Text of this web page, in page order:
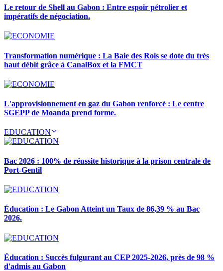
Le retour de Shell au Gabon : Entre espoir pétrolier et
impératifs de négociation.
Transformation numérique : La Baie des Rois se dote du très
haut débit grâce à CanalBox et la FMCT
L'approvisionnement en gaz du Gabon renforcé : Le centre
SGEPP de Moanda prend forme.
EDUCATION
Bac 2026 : 100% de réussite historique à la prison centrale de
Port-Gentil
Éducation : Le Gabon Atteint un Taux de 86,39 % au Bac
2026.
Éducation : Succès fulgurant au CEP 2025-2026, près de 98 %
d'admis au Gabon